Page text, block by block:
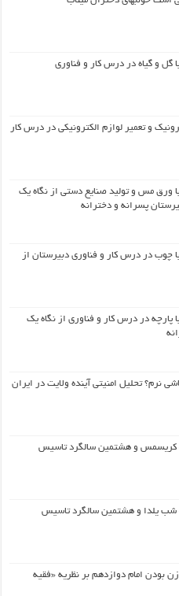
و گیاه در درس کار و فناوری
و تعمیر لوازم الکترونیکی در درس کار
ورق مس و تولید صنایع دستی از نگاه یک
پسرانه و دخترانه
چوب در درس کار و فناوری دبیرستان از
در درس کار و فناوری از نگاه یک
نرم؟ تحلیل امنیتی آینده ولایت در ایران
کریسمس و هشتمین سالگرد تاسیس
شب یلدا و هشتمین سالگرد تاسیس
بودن امام دوازدهم بر نظریه «فقیه